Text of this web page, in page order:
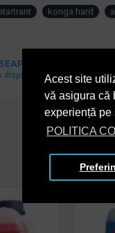
Acest site
vă asigura că
experiență pe
POLITICA
konga hard
disponibil si pe www.e-